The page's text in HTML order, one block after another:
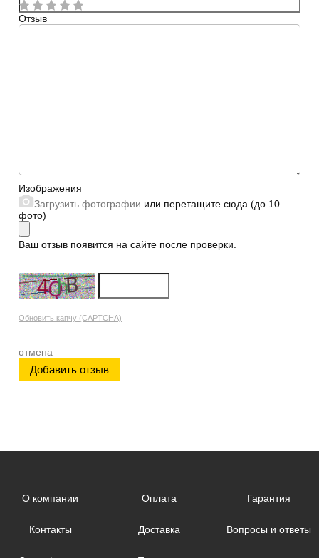
Отзыв
Изображения
Загрузить фотографии или перетащите сюда (до 10
фото)
Ваш отзыв появится на сайте после проверки.
Обновить капчу (CAPTCHA)
отмена
О компании Оплата Гарантия
Контакты Доставка Вопросы и ответы